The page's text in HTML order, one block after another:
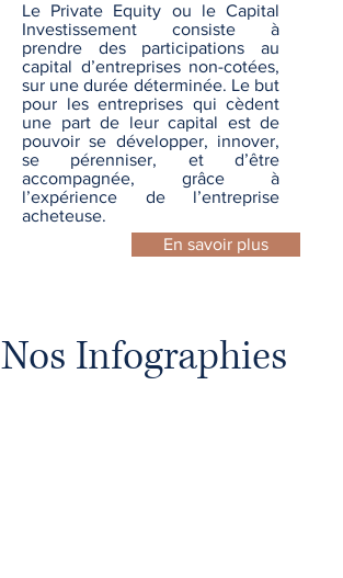
Le Private Equity ou le Capital
Investissement consiste à
prendre des participations au
capital d’entreprises non-cotées,
sur une durée déterminée. Le but
pour les entreprises qui cèdent
une part de leur capital est de
pouvoir se développer, innover,
se pérenniser, et d’être
accompagnée, grâce à
l’expérience de l’entreprise
acheteuse.
En savoir plus
Nos Infographies